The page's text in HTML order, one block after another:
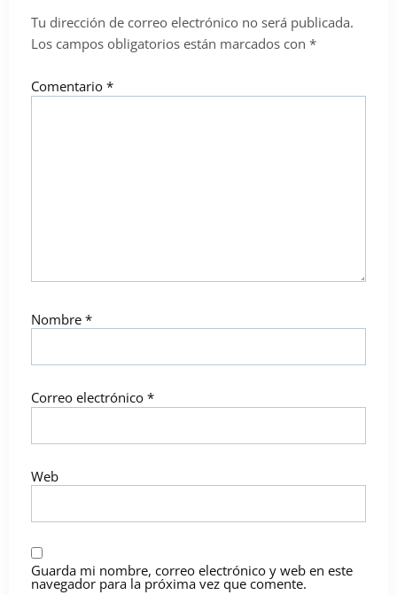
Tu dirección de correo electrónico no será publicada.
Los campos obligatorios están marcados con *
Comentario *
Nombre *
Correo electrónico *
Web
Guarda mi nombre, correo electrónico y web en este
navegador para la próxima vez que comente.